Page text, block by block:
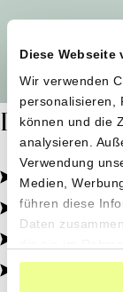
Diese Webseite
Wir verwenden
personalisieren,
können und die
analysieren.
Verwendung
Medien,
führen diese
Daten
haben.
Dafür
Pestizidfrei
Natürliche
Von
100%